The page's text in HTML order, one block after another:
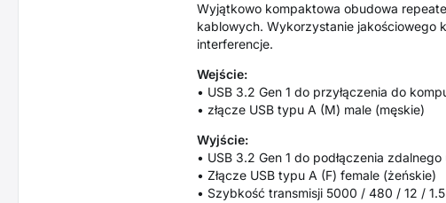
Wyjątkowo kompaktowa obudowa
kablowych. Wykorzystanie jakościowego
interferencje.
Wejście:
• USB 3.2 Gen 1 do przyłączenia do
• złącze USB typu A (M) male (męskie)
Wyjście:
• USB 3.2 Gen 1 do podłączenia
• Złącze USB typu A (F) female (żeńskie)
• Szybkość transmisji 5000 / 480 / 12 /